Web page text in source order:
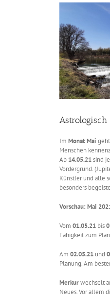
Bild
Astrologisch
Im Monat Mai
Menschen
Ab 14.05.21sind
Vordergrund.
Künstler und alle
besonders
Vorschau: Mai
Vom 01.05.21 bis
Fähigkeit zum
Am 02.05.21 und
Planung. Am
Merkurwechselt
Neues. Vor allem